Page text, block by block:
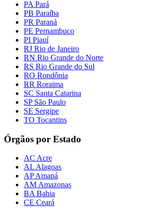
PA Pará
PB Paraíba
PR Paraná
PE Pernambuco
PI Piauí
RJ Rio de Janeiro
RN Rio Grande do Norte
RS Rio Grande do Sul
RO Rondônia
RR Roraima
SC Santa Catarina
SP São Paulo
SE Sergipe
TO Tocantins
Órgãos por Estado
AC Acre
AL Alagoas
AP Amapá
AM Amazonas
BA Bahia
CE Ceará